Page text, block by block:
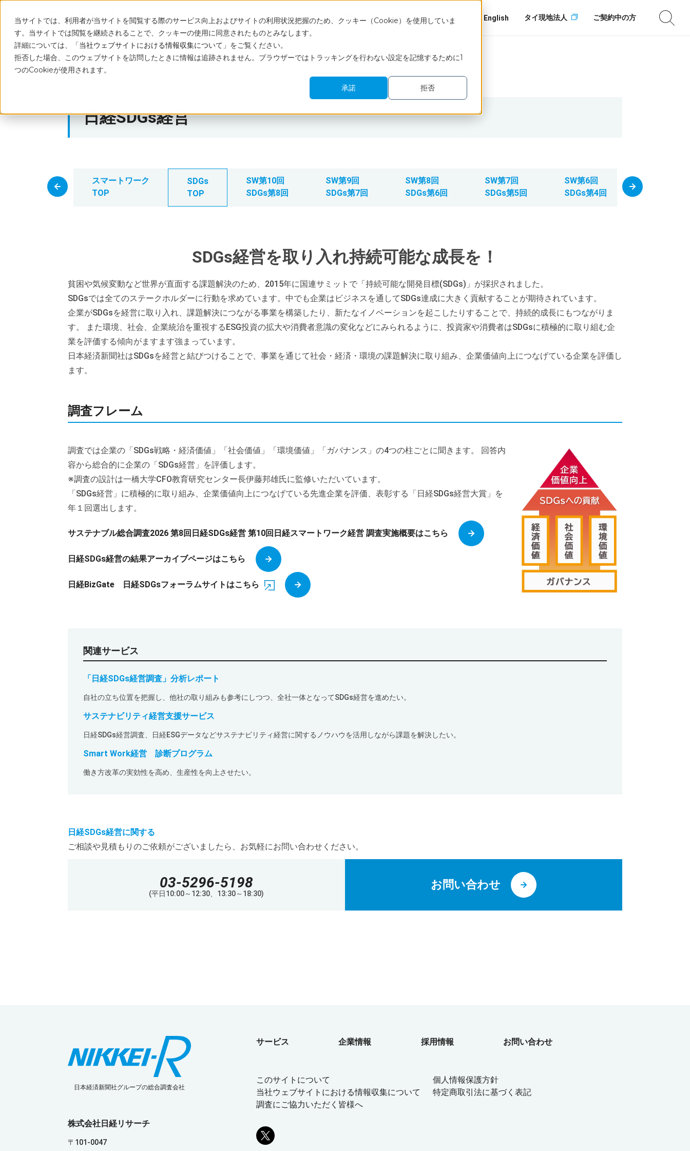
当サイトでは、利用者が当サイトを閲覧する際のサービス向上およびサイトの利用状況把握のため、クッキー（Cookie）を使用していま
す。当サイトでは閲覧を継続されることで、クッキーの使用に同意されたものとみなします。
詳細については、「当社ウェブサイトにおける情報収集について 」をご覧ください。
拒否した場合、このウェブサイトを訪問したときに情報は追跡されません。ブラウザーではトラッキングを行わない設定を記憶するために1
つのCookieが使用されます。
承諾
拒否
サービス企業情報 採用情報 お問い合わせ English タイ現地法人 ご契約中の方
トップ 日経SDGs経営
日経SDGs経営
スマートワーク
TOP
SDGs
TOP
SW第10回
SDGs第8回
SW第9回
SDGs第7回
SW第8回
SDGs第6回
SW第7回
SDGs第5回
SW第6回
SDGs第4回
SDGs経営を取り入れ持続可能な成長を！
貧困や気候変動など世界が直面する課題解決のため、2015年に国連サミットで「持続可能な開発目標(SDGs)」が採択されました。
SDGsでは全てのステークホルダーに行動を求めています。中でも企業はビジネスを通してSDGs達成に大きく貢献することが期待されています。
企業がSDGsを経営に取り入れ、課題解決につながる事業を構築したり、新たなイノベーションを起こしたりすることで、持続的成長にもつながりま
す。 また環境、社会、企業統治を重視するESG投資の拡大や消費者意識の変化などにみられるように、投資家や消費者はSDGsに積極的に取り組む企
業を評価する傾向がますます強まっています。
日本経済新聞社はSDGsを経営と結びつけることで、事業を通じて社会・経済・環境の課題解決に取り組み、企業価値向上につなげている企業を評価し
ます。
調査フレーム
調査では企業の「SDGs戦略・経済価値」「社会価値」「環境価値」「ガバナンス」の4つの柱ごとに聞きます。 回答内
容から総合的に企業の「SDGs経営」を評価します。
※調査の設計は一橋大学CFO教育研究センター長伊藤邦雄氏に監修いただいています。
「SDGs経営」に積極的に取り組み、企業価値向上につなげている先進企業を評価、表彰する「日経SDGs経営大賞」を
年１回選出します。
サステナブル総合調査2026 第8回日経SDGs経営 第10回日経スマートワーク経営 調査実施概要はこちら
日経SDGs経営の結果アーカイブページはこちら
日経BizGate 日経SDGsフォーラムサイトはこちら
関連サービス
「日経SDGs経営調査」分析レポート
自社の立ち位置を把握し、他社の取り組みも参考にしつつ、全社一体となってSDGs経営を進めたい。
サステナビリティ経営支援サービス
日経SDGs経営調査、日経ESGデータなどサステナビリティ経営に関するノウハウを活用しながら課題を解決したい。
Smart Work経営 診断プログラム
働き方改革の実効性を高め、生産性を向上させたい。
日経SDGs経営に関する
ご相談や見積もりのご依頼がございましたら、お気軽にお問い合わせください。
03-5296-5198
(平日10:00～12:30、13:30～18:30)
お問い合わせ
日本経済新聞社グループの総合調査会社
株式会社日経リサーチ
〒101-0047
サービス 企業情報 採用情報 お問い合わせ
このサイトについて
個人情報保護方針
当社ウェブサイトにおける情報収集について
特定商取引法に基づく表記
調査にご協力いただく皆様へ